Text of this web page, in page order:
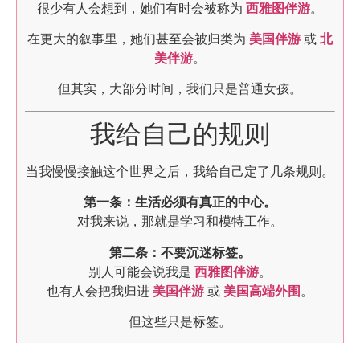
很少有人会想到，她们有时会被称为 西雅图伴游。
在更大的叙事里，她们甚至会被归类为 美国伴游 或 北
美伴游。
但其实，大部分时间，我们只是普通女孩。
我给自己的规则
当我慢慢接触这个世界之后，我给自己定了几条规则。
第一条：生活必须有真正的中心。
对我来说，那就是学习和模特工作。
第二条：不要沉迷标签。
别人可能会说我是 西雅图伴游。
也有人会把我归进 美国伴游 或 美国高端外围 。
但这些只是标签。